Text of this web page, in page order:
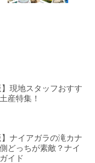
】現地スタッフおすす
産特集！
】ナイアガラの滝カナ
どっちが素敵？ナイ
イド